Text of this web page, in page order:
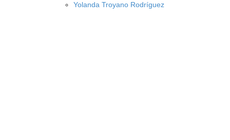
Yolanda Troyano Rodríguez